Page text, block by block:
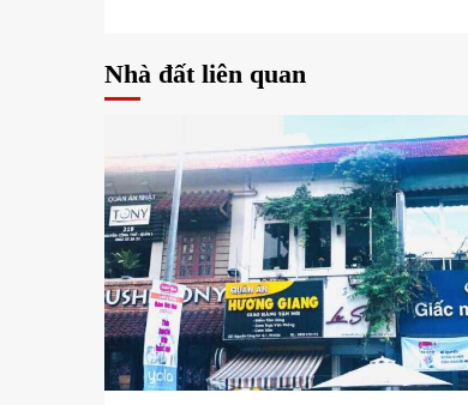
Nhà đất liên quan
1 min read